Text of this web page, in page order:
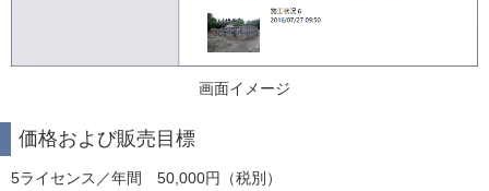
画面イメージ
価格および販売目標
5ライセンス／年間 50,000円（税別）